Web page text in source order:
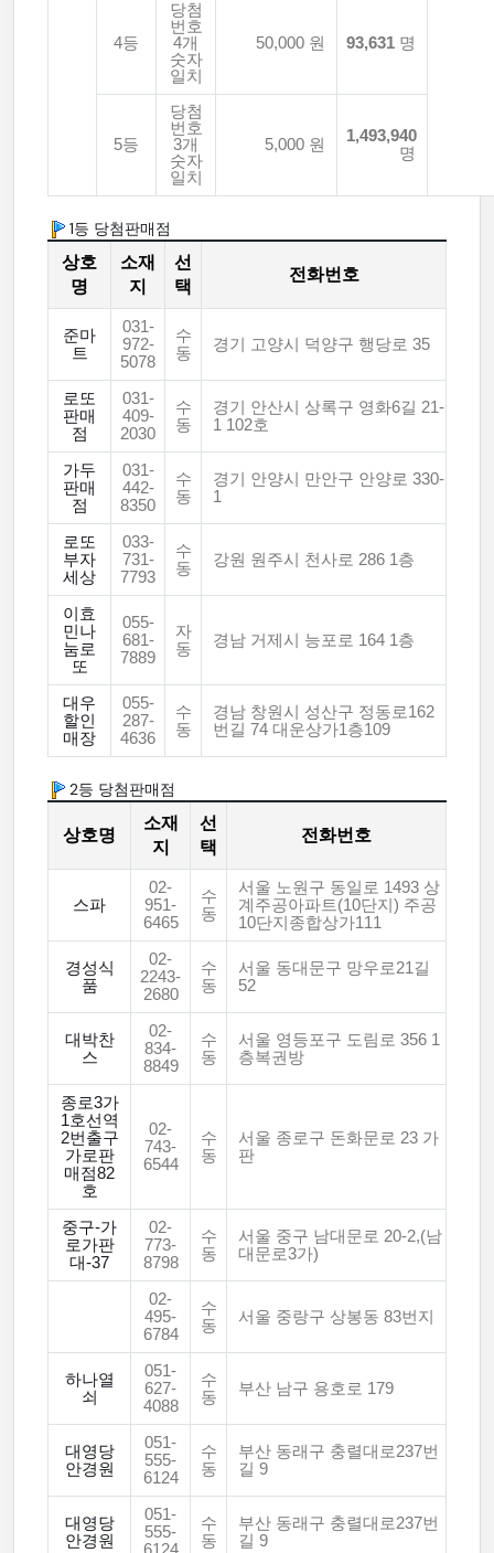
4등
당첨
번호
4개
숫자
일치
50,000 원 93,631 명
5등
당첨
번호
3개
숫자
일치
5,000 원
1,493,940
명
1등 당첨판매점
상호
명
소재
지
선
택
전화번호
준마
트
031-
972-
5078
수
동
경기 고양시 덕양구 행당로 35
로또
판매
점
031-
409-
2030
수
동
경기 안산시 상록구 영화6길 21-
1 102호
가두
판매
점
031-
442-
8350
수
동
경기 안양시 만안구 안양로 330-
1
로또
부자
세상
033-
731-
7793
수
동
강원 원주시 천사로 286 1층
이효
민나
눔로
또
055-
681-
7889
자
동
경남 거제시 능포로 164 1층
대우
할인
매장
055-
287-
4636
수
동
경남 창원시 성산구 정동로162
번길 74 대운상가1층109
2등 당첨판매점
상호명
소재
지
선
택
전화번호
스파
02-
951-
6465
수
동
서울 노원구 동일로 1493 상
계주공아파트(10단지) 주공
10단지종합상가111
경성식
품
02-
2243-
2680
수
동
서울 동대문구 망우로21길
52
대박찬
스
02-
834-
8849
수
동
서울 영등포구 도림로 356 1
층복권방
종로3가
1호선역
2번출구
가로판
매점82
호
02-
743-
6544
수
동
서울 종로구 돈화문로 23 가
판
중구-가
로가판
대-37
02-
773-
8798
수
동
서울 중구 남대문로 20-2,(남
대문로3가)
02-
495-
6784
수
동
서울 중랑구 상봉동 83번지
하나열
쇠
051-
627-
4088
수
동
부산 남구 용호로 179
대영당
안경원
051-
555-
6124
수
동
부산 동래구 충렬대로237번
길 9
대영당
안경원
051-
555-
수
동
부산 동래구 충렬대로237번
길 9